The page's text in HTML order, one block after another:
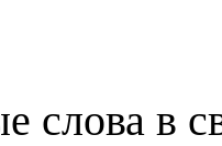
слова в